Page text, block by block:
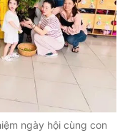
ngày hội cùng con